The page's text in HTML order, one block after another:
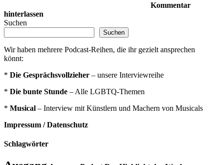
Kommentar
hinterlassen
Suchen
Suchen
Wir haben mehrere Podcast-Reihen, die ihr gezielt ansprechen
könnt:
* Die Gesprächsvollzieher – unsere Interviewreihe
* Die bunte Stunde – Alle LGBTQ-Themen
* Musical – Interview mit Künstlern und Machern von Musicals
Impressum / Datenschutz
Schlagwörter